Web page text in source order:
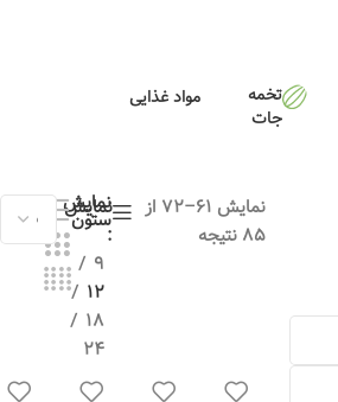
تخمه
جات
مواد غذایی
نمایش 61–72 از
85 نتیجه
نمایش
ستون
نمایش
9
12
18
24